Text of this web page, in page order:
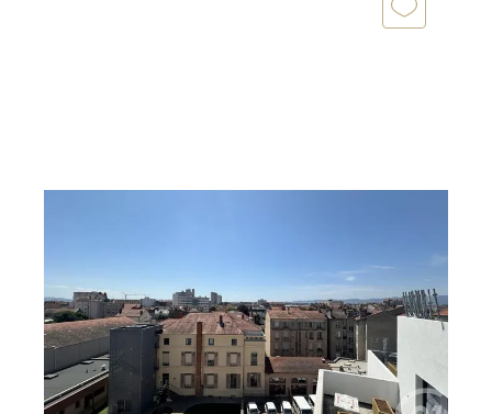
Appartement F3 à vendre
166 000 €
Appartement neuf à vendre à Roanne normes